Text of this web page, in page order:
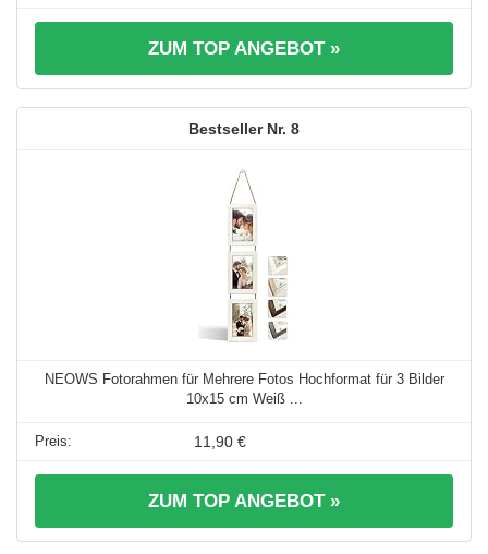
ZUM TOP ANGEBOT »
8
NEOWS Fotorahmen für Mehrere Fotos Hochformat für 3 Bilder
10x15 cm Weiß ...
11,90 €
ZUM TOP ANGEBOT »